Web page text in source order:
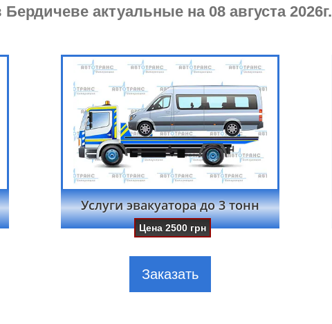
актуальные на 08 августа 2026г.
Услуги эвакуатора до 3 тонн
Цена 2500грн
Заказать